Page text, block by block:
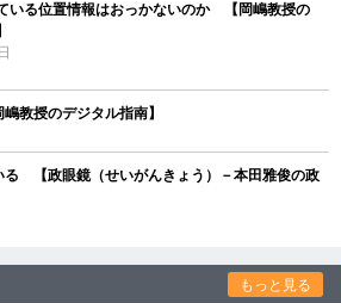
いる位置情報はおっかないのか 【岡嶋教授の
教授のデジタル指南】
る 【政眼鏡（せいがんきょう）－本田雅俊の政
もっと見る